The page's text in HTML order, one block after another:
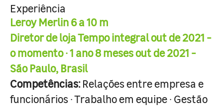
Experiência
Leroy Merlin 6 a 10 m
Diretor de loja Tempo integral out de 2021 -
o momento · 1 ano 8 meses out de 2021 -
São Paulo, Brasil
Competências:Relações entre empresa e
funcionários · Trabalho em equipe · Gestão